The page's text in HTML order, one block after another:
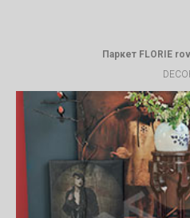
Паркет FLORIE